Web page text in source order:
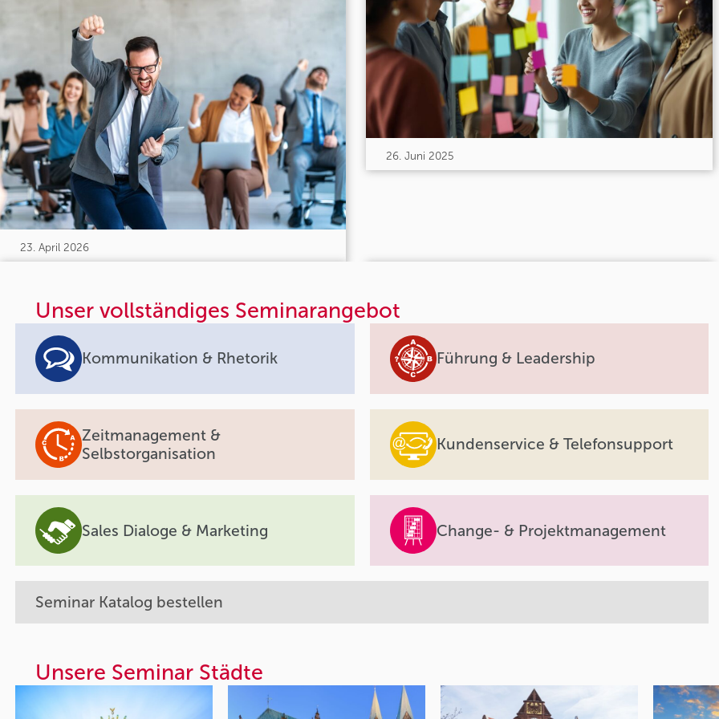
23. April 2026
26. Juni 2025
Unser vollständiges Seminarangebot
Kommunikation & Rhetorik Führung & Leadership
Zeitmanagement &
Selbstorganisation
Kundenservice & Telefonsupport
Sales Dialoge & Marketing Change- & Projektmanagement
Seminar Katalog bestellen
Unsere Seminar Städte